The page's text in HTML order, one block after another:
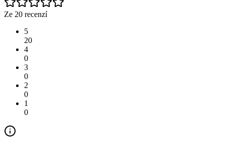
Ze 20 recenzí
5
20
4
0
3
0
2
0
1
0